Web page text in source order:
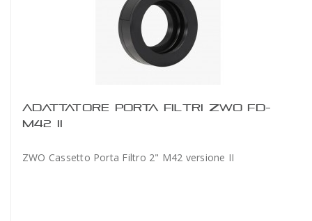
ADATTATORE PORTA FILTRI ZWO FD-
M42 II
ZWO Cassetto Porta Filtro 2" M42 versione II